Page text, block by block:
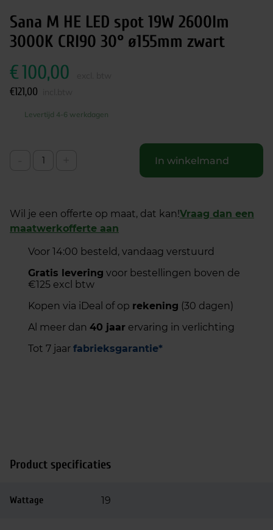
Sana M HE LED spot 19W 2600lm
3000K CRI90 30° ø155mm zwart
€100,00
€121,00
Levertijd 4-6 werkdagen
In winkelmand
Wil je een offerte op maat, dat kan!Vraag dan een
maatwerkofferte aan
Voor 14:00 besteld, vandaag verstuurd
Gratis levering voor bestellingen boven de
€125 excl btw
Kopen via iDeal of op rekening (30 dagen)
Al meer dan 40 jaar ervaring in verlichting
Tot 7 jaar fabrieksgarantie*
Product specificaties
Wattage 19